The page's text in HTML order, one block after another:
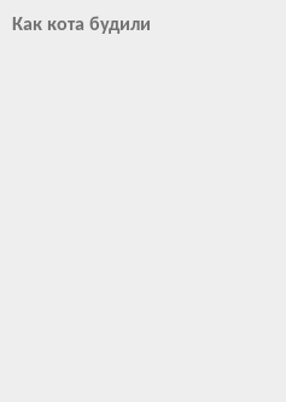
Как кота будили